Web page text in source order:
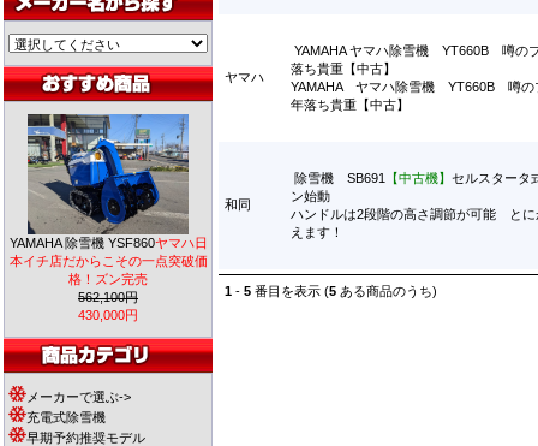
YAMAHA 除雪機 YSF860ヤマハ日
本イチ店だからこその一点突破価
格！ズン完売
562,100円
430,000円
メーカーで選ぶ->
充電式除雪機
早期予約推奨モデル
ヤマハ
YAMAHA ヤマハ除雪機 YT660B 噂の
落ち貴重【中古】
YAMAHA ヤマハ除雪機 YT660B 噂の
年落ち貴重【中古】
和同
除雪機 SB691 【中古機】 セルスタータ
ン始動
ハンドルは2段階の高さ調節が可能 とに
えます！
1 - 5 番目を表示 (5 ある商品のうち)